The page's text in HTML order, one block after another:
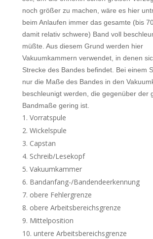
noch größer zu machen, wäre es hier
beim Anlaufen immer das gesamte (bis
damit relativ schwere) Band voll
müßte. Aus diesem Grund werden hier
Vakuumkammern verwendet, in denen
Strecke des Bandes befindet. Bei einem
nur die Maße des Bandes in den
beschleunigt werden, die gegenüber der
Bandmaße gering ist.
Vorratspule
Wickelspule
Capstan
Schreib/Lesekopf
Vakuumkammer
Bandanfang-/Bandendeerkennung
obere Fehlergrenze
obere Arbeitsbereichsgrenze
Mittelposition
untere Arbeitsbereichsgrenze